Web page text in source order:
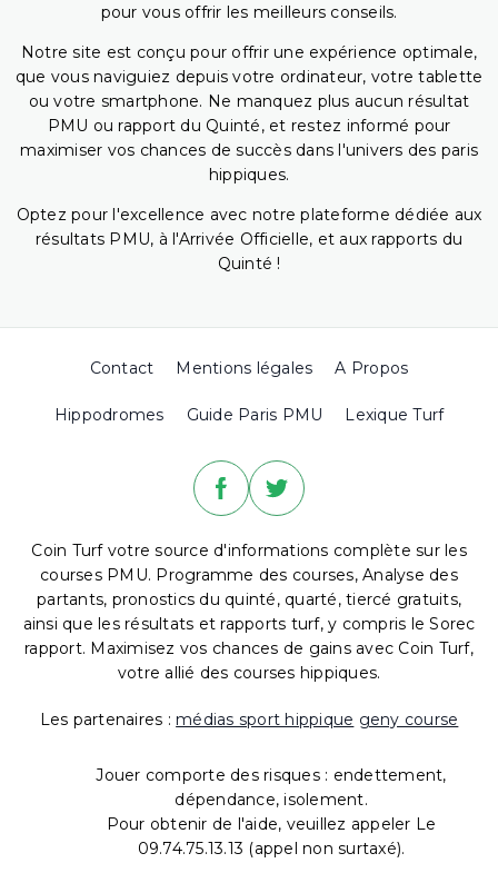
pour vous offrir les meilleurs conseils.
Notre site est conçu pour offrir une expérience optimale,
que vous naviguiez depuis votre ordinateur, votre tablette
ou votre smartphone. Ne manquez plus aucun résultat
PMU ou rapport du Quinté, et restez informé pour
maximiser vos chances de succès dans l'univers des paris
hippiques.
Optez pour l'excellence avec notre plateforme dédiée aux
résultats PMU, à l'Arrivée Officielle, et aux rapports du
Quinté !
Contact Mentions légales A Propos
Hippodromes Guide Paris PMU Lexique Turf
Coin Turf votre source d'informations complète sur les
courses PMU. Programme des courses, Analyse des
partants, pronostics du quinté, quarté, tiercé gratuits,
ainsi que les résultats et rapports turf, y compris le Sorec
rapport. Maximisez vos chances de gains avec Coin Turf,
votre allié des courses hippiques.
Les partenaires : médias sport hippique geny course
Jouer comporte des risques : endettement,
dépendance, isolement.
Pour obtenir de l'aide, veuillez appeler Le
09.74.75.13.13 (appel non surtaxé).